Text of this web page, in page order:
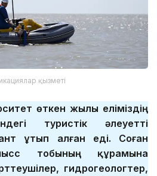
қызметі
өткен жылы еліміздің
туристік әлеуетті
ұтып алған еді. Соған
тобының құрамына
гидрогеологтер,